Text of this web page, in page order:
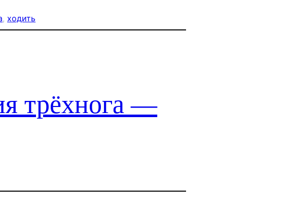
, ходить
трёхнога —